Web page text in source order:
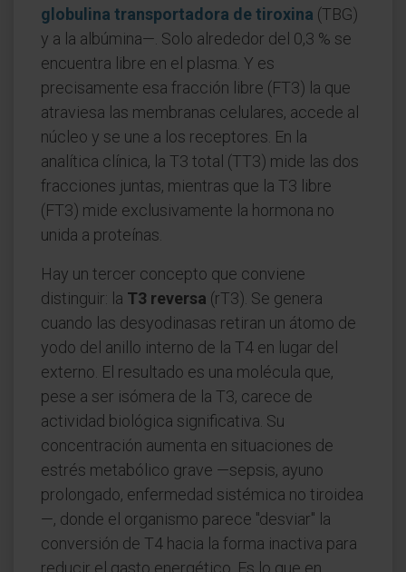
globulina transportadora de tiroxina (TBG)
y a la albúmina—. Solo alrededor del 0,3 % se
encuentra libre en el plasma. Y es
precisamente esa fracción libre (FT3) la que
atraviesa las membranas celulares, accede al
núcleo y se une a los receptores. En la
analítica clínica, la T3 total (TT3) mide las dos
fracciones juntas, mientras que la T3 libre
(FT3) mide exclusivamente la hormona no
unida a proteínas.
Hay un tercer concepto que conviene
distinguir: la T3 reversa (rT3). Se genera
cuando las desyodinasas retiran un átomo de
yodo del anillo interno de la T4 en lugar del
externo. El resultado es una molécula que,
pese a ser isómera de la T3, carece de
actividad biológica significativa. Su
concentración aumenta en situaciones de
estrés metabólico grave —sepsis, ayuno
prolongado, enfermedad sistémica no tiroidea
—, donde el organismo parece "desviar" la
conversión de T4 hacia la forma inactiva para
reducir el gasto energético. Es lo que en